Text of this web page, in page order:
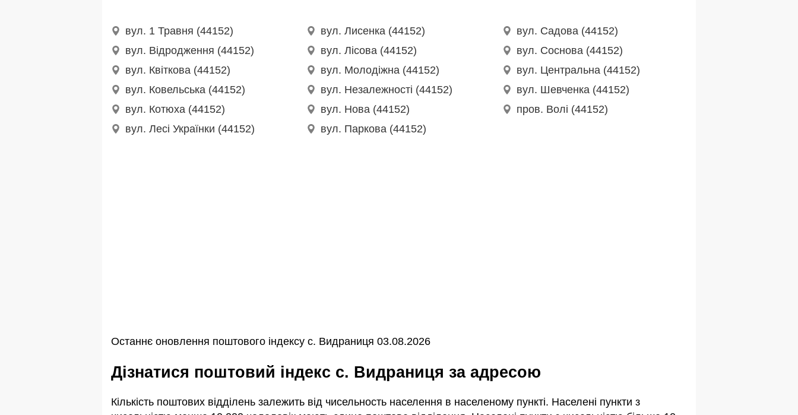
вул. 1 Травня (44152)
вул. Відродження (44152)
вул. Квіткова (44152)
вул. Ковельська (44152)
вул. Котюха (44152)
вул. Лесі Українки (44152)
вул. Лисенка (44152)
вул. Лісова (44152)
вул. Молодіжна (44152)
вул. Незалежності (44152)
вул. Нова (44152)
вул. Паркова (44152)
вул. Садова (44152)
вул. Соснова (44152)
вул. Центральна (44152)
вул. Шевченка (44152)
пров. Волі (44152)
Останнє оновлення поштового індексу с. Видраниця 03.08.2026
Дізнатися поштовий індекс с. Видраниця за адресою
Кількість поштових відділень залежить від чисельность населення в населеному пункті. Населені пункти з